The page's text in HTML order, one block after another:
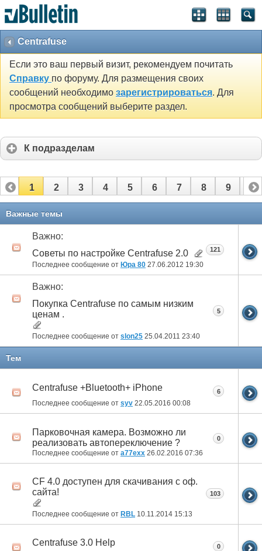
Centrafuse
Если это ваш первый визит, рекомендуем почитать
Справку по форуму. Для размещения своих
сообщений необходимо зарегистрироваться. Для
просмотра сообщений выберите раздел.
К подразделам
1 2 3 4 5 6 7 8 9 10
11 12
Важные темы
Важно:
Советы по настройке Centrafuse 2.0
Последнее сообщение от Юра 80 27.06.2012 19:30
121
Важно:
Покупка Centrafuse по самым низким
ценам .
Последнее сообщение от slon25 25.04.2011 23:40
5
Тем
Centrafuse +Bluetooth+ iPhone
Последнее сообщение от syv 22.05.2016 00:08
6
Парковочная камера. Возможно ли
реализовать автопереключение ?
Последнее сообщение от a77exx 26.02.2016 07:36
0
CF 4.0 доступен для скачивания с оф.
сайта!
Последнее сообщение от RBL 10.11.2014 15:13
103
Centrafuse 3.0 Help 0